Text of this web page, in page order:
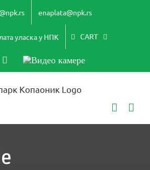
enaplata@npk.rs
уласка у НПК CART
YouTube
Видео